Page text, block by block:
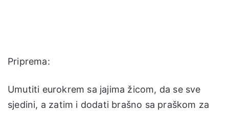
Priprema:
Umutiti eurokrem sa jajima žicom, da se sve
sjedini, a zatim i dodati brašno sa praškom za